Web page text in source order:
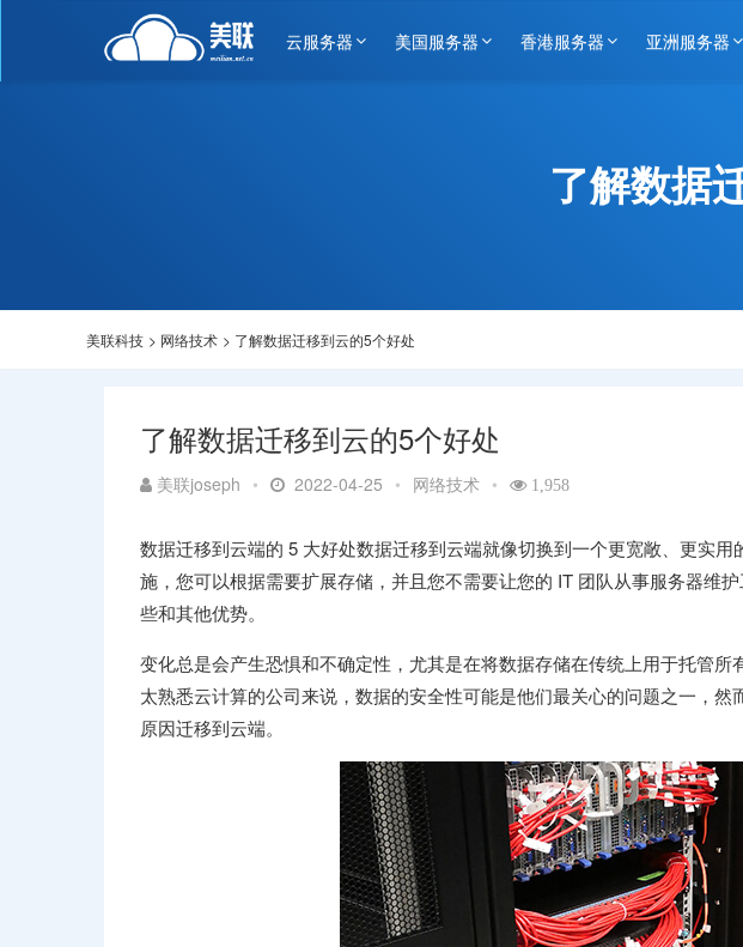
云服务器 美国服务器 香港服务器 亚洲服务器
了解数据
美联科技 > 网络技术 > 了解数据迁移到云的5个好处
了解数据迁移到云的5个好处
美联joseph • 2022-04-25 • 网络技术 • 1,958
数据迁移到云端的 5 大好处数据迁移到云端就像切换到一个更宽敞、更实
施，您可以根据需要扩展存储，并且您不需要让您的 IT 团队从事服务器维
些和其他优势。
变化总是会产生恐惧和不确定性，尤其是在将数据存储在传统上用于托管
太熟悉云计算的公司来说，数据的安全性可能是他们最关心的问题之一，
原因迁移到云端。